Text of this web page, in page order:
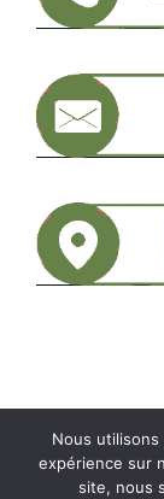
Nous
expérience sur
site, nous